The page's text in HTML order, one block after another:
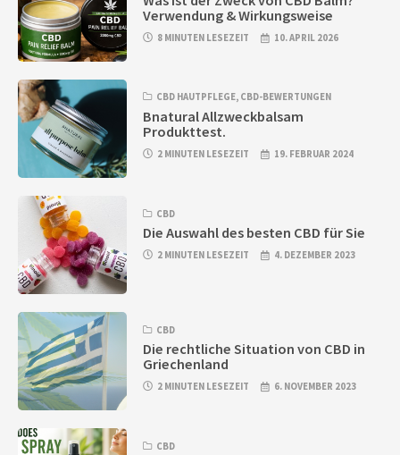
Verwendung & Wirkungsweise
8 MINUTEN LESEZEIT 10. APRIL 2026
CBD HAUTPFLEGE, CBD-BEWERTUNGEN
Bnatural Allzweckbalsam
Produkttest.
2 MINUTEN LESEZEIT 19. FEBRUAR 2024
CBD
Die Auswahl des besten CBD für Sie
2 MINUTEN LESEZEIT 4. DEZEMBER 2023
CBD
Die rechtliche Situation von CBD in
Griechenland
2 MINUTEN LESEZEIT 6. NOVEMBER 2023
CBD